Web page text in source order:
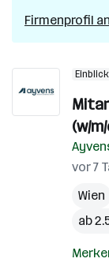
Firmenprofil
(w/
vor 7
Wien
ab